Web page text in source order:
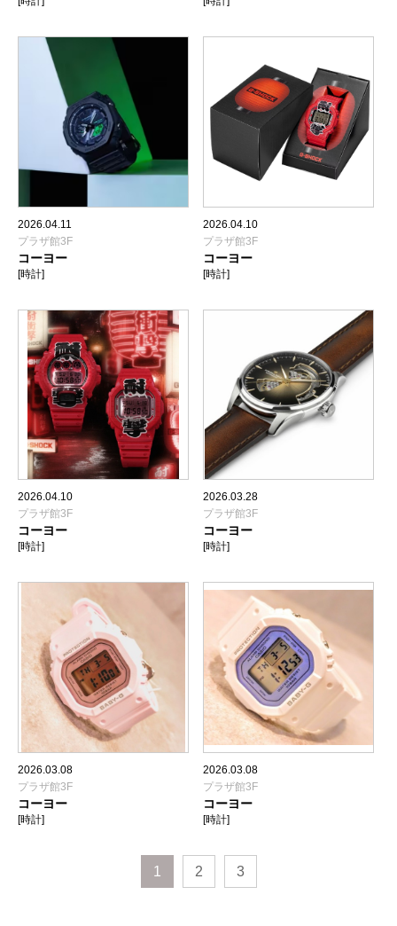
2026.04.11
プラザ館3F
コーヨー
[時計]
2026.04.10
プラザ館3F
コーヨー
[時計]
2026.04.10
プラザ館3F
コーヨー
[時計]
2026.03.28
プラザ館3F
コーヨー
[時計]
2026.03.08
プラザ館3F
コーヨー
[時計]
2026.03.08
プラザ館3F
コーヨー
[時計]
1 2 3